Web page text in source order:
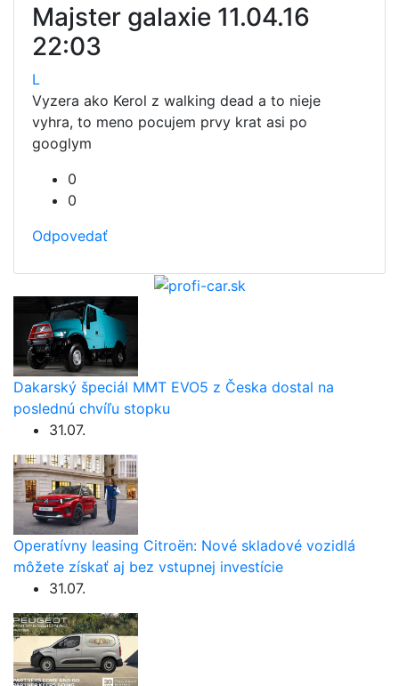
Majster galaxie 11.04.16
22:03
L
Vyzera ako Kerol z walking dead a to nieje
vyhra, to meno pocujem prvy krat asi po
googlym
0
0
Odpovedať
Dakarský špeciál MMT EVO5 z Česka dostal na
poslednú chvíľu stopku
31.07.
Operatívny leasing Citroën: Nové skladové vozidlá
môžete získať aj bez vstupnej investície
31.07.